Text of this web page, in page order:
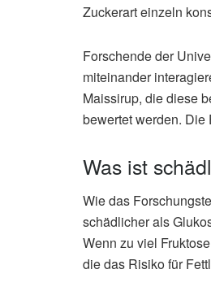
Zuckerart einzeln
Forschende der
miteinander
Maissirup, die diese
bewertet werden. Die
Was ist
Wie das
schädlicher als
Wenn zu viel
die das Risiko für